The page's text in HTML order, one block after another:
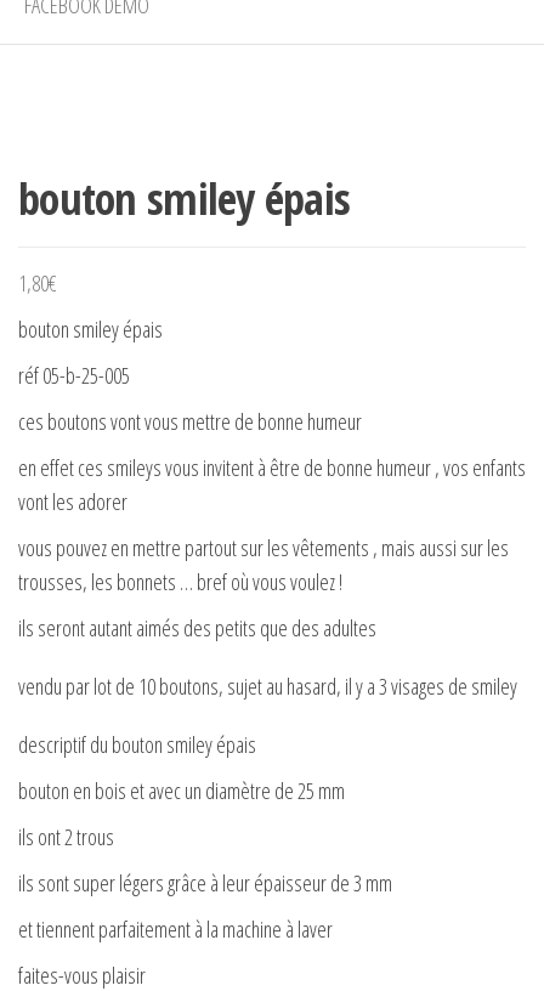
bouton smiley épais
1,80€
bouton smiley épais
réf 05-b-25-005
ces boutons vont vous mettre de bonne humeur
en effet ces smileys vous invitent à être de bonne humeur , vos enfants
vont les adorer
vous pouvez en mettre partout sur les vêtements , mais aussi sur les
trousses, les bonnets … bref où vous voulez !
ils seront autant aimés des petits que des adultes
vendu par lot de 10 boutons, sujet au hasard, il y a 3 visages de smiley
descriptif du bouton smiley épais
bouton en bois et avec un diamètre de 25 mm
ils ont 2 trous
ils sont super légers grâce à leur épaisseur de 3 mm
et tiennent parfaitement à la machine à laver
faites-vous plaisir